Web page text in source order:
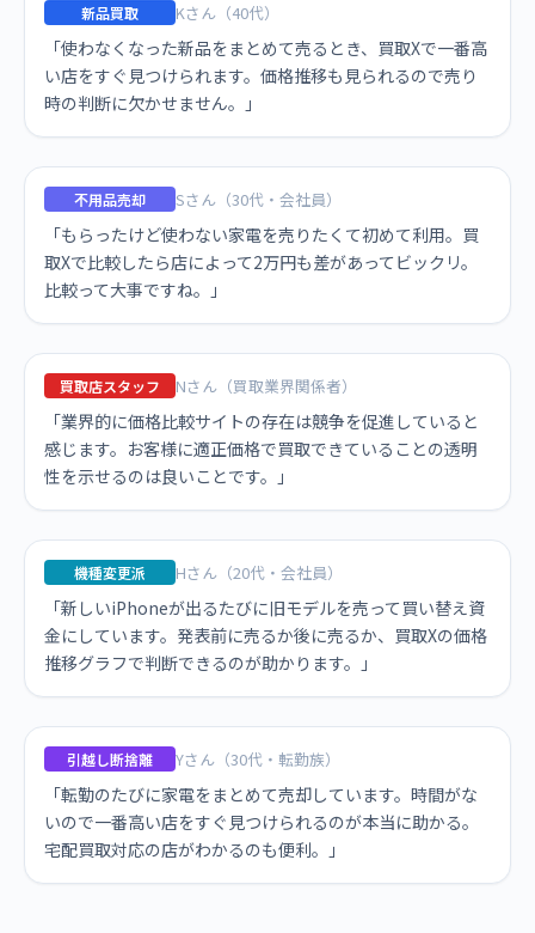
新品買取 Kさん（40代）
「使わなくなった新品をまとめて売るとき、買取Xで一番高
い店をすぐ見つけられます。価格推移も見られるので売り
時の判断に欠かせません。」
不用品売却 Sさん（30代・会社員）
「もらったけど使わない家電を売りたくて初めて利用。買
取Xで比較したら店によって2万円も差があってビックリ。
比較って大事ですね。」
買取店スタッフ Nさん（買取業界関係者）
「業界的に価格比較サイトの存在は競争を促進していると
感じます。お客様に適正価格で買取できていることの透明
性を示せるのは良いことです。」
機種変更派 Hさん（20代・会社員）
「新しいiPhoneが出るたびに旧モデルを売って買い替え資
金にしています。発表前に売るか後に売るか、買取Xの価格
推移グラフで判断できるのが助かります。」
引越し断捨離 Yさん（30代・転勤族）
「転勤のたびに家電をまとめて売却しています。時間がな
いので一番高い店をすぐ見つけられるのが本当に助かる。
宅配買取対応の店がわかるのも便利。」